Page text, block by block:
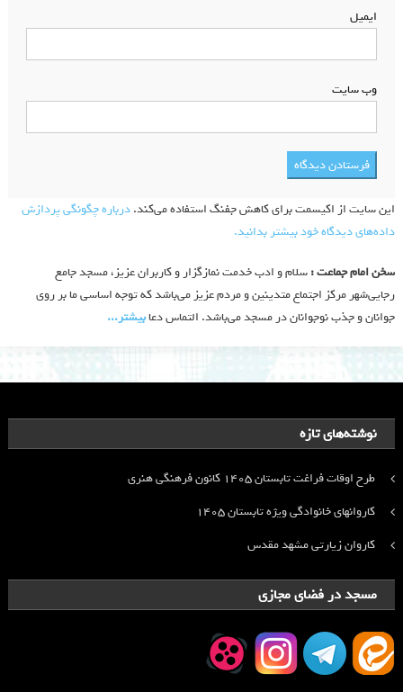
ایمیل
وب‌ سایت
این سایت از اکیسمت برای کاهش جفنگ استفاده می‌کند.درباره چگونگی پردازش
داده‌های دیدگاه خود بیشتر بدانید.
سخن امام جماعت :سلام و ادب خدمت نمازگزار و کاربران عزیز، مسجد جامع
رجایی‌شهر مرکز اجتماع متدینین و مردم عزیز می‌باشد که توجه اساسی ما بر روی
جوانان و جذب نوجوانان در مسجد می‌باشد. التماس دعابیشتر‫...‬
نوشته‌های تازه
طرح اوقات فراغت تابستان ۱۴۰۵ کانون فرهنگی هنری
کاروانهای خانوادگی ویژه تابستان ۱۴۰۵
کاروان زیارتی مشهد مقدس
مسجد در فضای مجازی